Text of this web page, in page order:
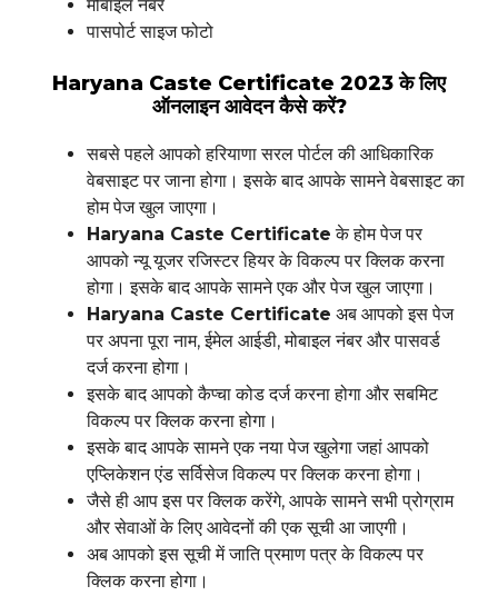
मोबाइल नंबर
पासपोर्ट साइज फोटो
Haryana Caste Certificate 2023 के लिए
ऑनलाइन आवेदन कैसे करें?
सबसे पहले आपको हरियाणा सरल पोर्टल की आधिकारिक
वेबसाइट पर जाना होगा। इसके बाद आपके सामने वेबसाइट का
होम पेज खुल जाएगा।
Haryana Caste Certificate के होम पेज पर
आपको न्यू यूजर रजिस्टर हियर के विकल्प पर क्लिक करना
होगा। इसके बाद आपके सामने एक और पेज खुल जाएगा।
Haryana Caste Certificate अब आपको इस पेज
पर अपना पूरा नाम, ईमेल आईडी, मोबाइल नंबर और पासवर्ड
दर्ज करना होगा।
इसके बाद आपको कैप्चा कोड दर्ज करना होगा और सबमिट
विकल्प पर क्लिक करना होगा।
इसके बाद आपके सामने एक नया पेज खुलेगा जहां आपको
एप्लिकेशन एंड सर्विसेज विकल्प पर क्लिक करना होगा।
जैसे ही आप इस पर क्लिक करेंगे, आपके सामने सभी प्रोग्राम
और सेवाओं के लिए आवेदनों की एक सूची आ जाएगी।
अब आपको इस सूची में जाति प्रमाण पत्र के विकल्प पर
क्लिक करना होगा।